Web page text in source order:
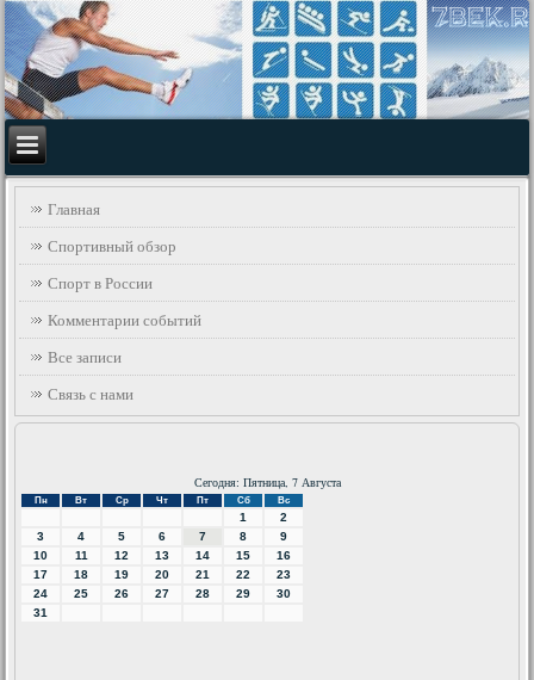
Главная
Спортивный обзор
Спорт в России
Комментарии событий
Все записи
Связь с нами
Сегодня: Пятница, 7 Августа
Пн Вт Ср Чт Пт Сб Вс
1
2
3
4 5 6 7 8
9
10
11 12 13 14 15
16
17
18 19 20 21 22
23
24
25 26 27 28 29
30
31